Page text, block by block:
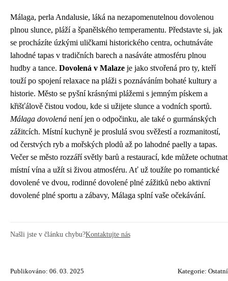
Málaga, perla Andalusie, láká na nezapomenutelnou dovolenou
plnou slunce, pláží a španělského temperamentu. Představte si, jak
se procházíte úzkými uličkami historického centra, ochutnáváte
lahodné tapas v tradičních barech a nasáváte atmosféru plnou
hudby a tance. Dovolená v Malaze je jako stvořená pro ty, kteří
touží po spojení relaxace na pláži s poznáváním bohaté kultury a
historie. Město se pyšní krásnými plážemi s jemným pískem a
křišťálově čistou vodou, kde si užijete slunce a vodních sportů.
Málaga dovolená není jen o odpočinku, ale také o gurmánských
zážitcích. Místní kuchyně je proslulá svou svěžestí a rozmanitostí,
od čerstvých ryb a mořských plodů až po lahodné paelly a tapas.
Večer se město rozzáří světly barů a restaurací, kde můžete ochutnat
místní vína a užít si živou atmosféru. Ať už toužíte po romantické
dovolené ve dvou, rodinné dovolené plné zážitků nebo aktivní
dovolené plné sportu a zábavy, Málaga splní vaše očekávání.
Našli jste v článku chybu?Kontaktujte nás
Publikováno: 06. 03. 2025 Kategorie: Ostatní